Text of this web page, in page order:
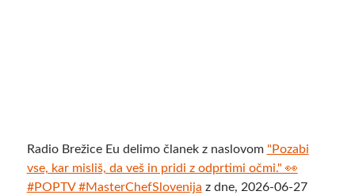
Radio Brežice Eu delimo članek z naslovom "Pozabi
vse, kar misliš, da veš in pridi z odprtimi očmi." 👀
#POPTV #MasterChefSlovenija z dne, 2026-06-27